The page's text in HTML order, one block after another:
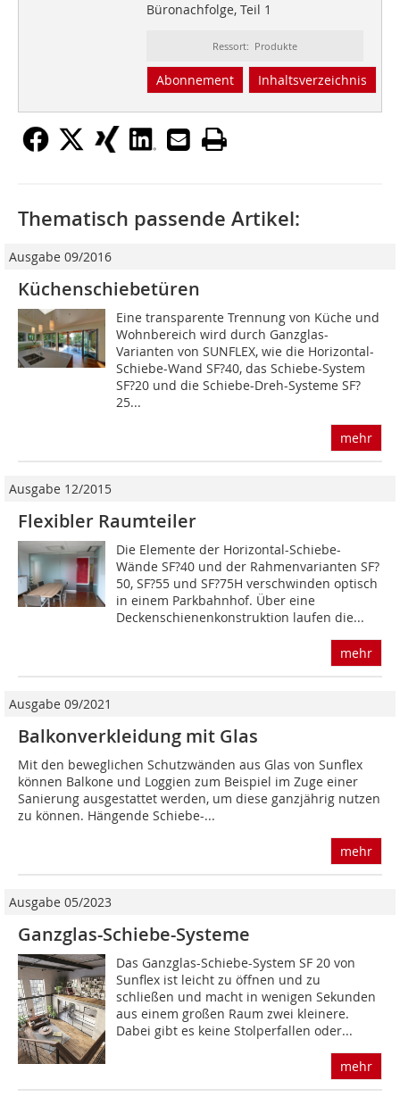
Büronachfolge, Teil 1
Ressort: Produkte
Abonnement Inhaltsverzeichnis
Thematisch passende Artikel:
Ausgabe 09/2016
Küchenschiebetüren
Eine transparente Trennung von Küche und
Wohnbereich wird durch Ganzglas-
Varianten von SUNFLEX, wie die Horizontal-
Schiebe-Wand SF?40, das Schiebe-System
SF?20 und die Schiebe-Dreh-Systeme SF?
25...
mehr
Ausgabe 12/2015
Flexibler Raumteiler
Die Elemente der Horizontal-Schiebe-
Wände SF?40 und der Rahmenvarianten SF?
50, SF?55 und SF?75H verschwinden optisch
in einem Parkbahnhof. Über eine
Deckenschienenkonstruktion laufen die...
mehr
Ausgabe 09/2021
Balkonverkleidung mit Glas
Mit den beweglichen Schutzwänden aus Glas von Sunflex
können Balkone und Loggien zum Beispiel im Zuge einer
Sanierung ausgestattet werden, um diese ganzjährig nutzen
zu können. Hängende Schiebe-...
mehr
Ausgabe 05/2023
Ganzglas-Schiebe-Systeme
Das Ganzglas-Schiebe-System SF 20 von
Sunflex ist leicht zu öffnen und zu
schließen und macht in wenigen Sekunden
aus einem großen Raum zwei kleinere.
Dabei gibt es keine Stolperfallen oder...
mehr